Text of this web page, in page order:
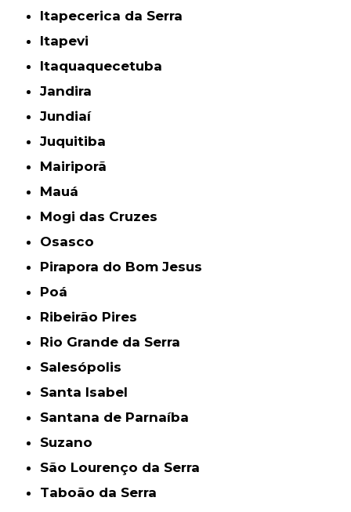
Itapecerica da Serra
Itapevi
Itaquaquecetuba
Jandira
Jundiaí
Juquitiba
Mairiporã
Mauá
Mogi das Cruzes
Osasco
Pirapora do Bom Jesus
Poá
Ribeirão Pires
Rio Grande da Serra
Salesópolis
Santa Isabel
Santana de Parnaíba
Suzano
São Lourenço da Serra
Taboão da Serra